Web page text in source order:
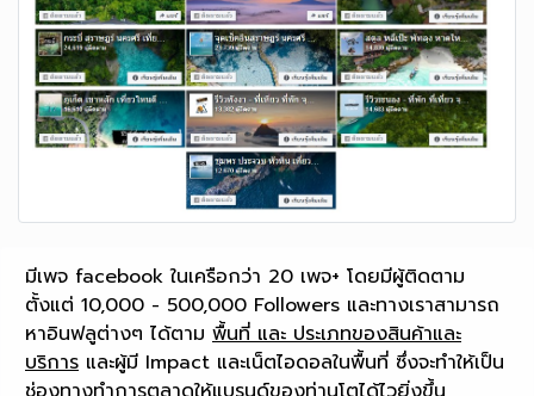
มีเพจ facebook ในเครือกว่า 20 เพจ+ โดยมีผู้ติดตาม
ตั้งแต่ 10,000 - 500,000 Followers และทางเราสามารถ
หาอินฟลูต่างๆ ได้ตาม พื้นที่ และ ประเภทของสินค้าและ
บริการ และผู้มี Impact และเน็ตไอดอลในพื้นที่ ซึ่งจะทำให้เป็น